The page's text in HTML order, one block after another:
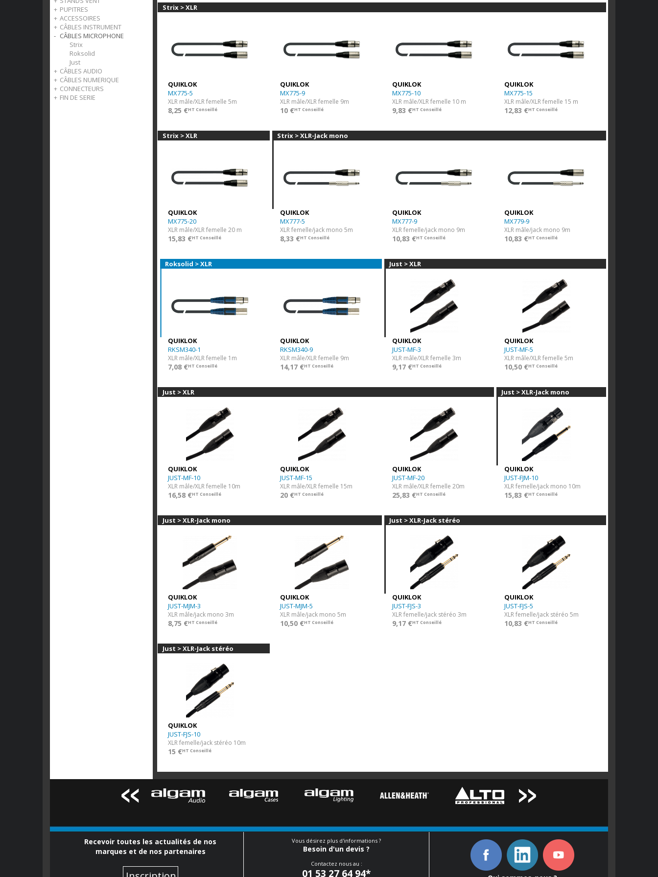
Accessoires
Mobilier
Bois
Cuivre
PUPITRES
Léger
Orchestre
Accessoires
ACCESSOIRES
Casque
Pédales
Slatwall
CÂBLES INSTRUMENT
Strix
Just
Patch
CÂBLES MICROPHONE
Strix
Roksolid
Just
CÂBLES AUDIO
Strix
Roksolid
Just
CÂBLES NUMERIQUE
Strix
CONNECTEURS
Jack
FIN DE SERIE
Strix > XLR
QUIKLOK
MX775-5
XLR mâle/XLR femelle 5m
8,25 €HT Conseillé
QUIKLOK
MX775-9
XLR mâle/XLR femelle 9m
10 €HT Conseillé
QUIKLOK
MX775-10
XLR mâle/XLR femelle 10 m
9,83 €HT Conseillé
QUIKLOK
MX775-15
XLR mâle/XLR femelle 15 m
12,83 €HT Conseillé
Strix > XLR
QUIKLOK
MX775-20
XLR mâle/XLR femelle 20 m
15,83 €HT Conseillé
Strix > XLR-Jack mono
QUIKLOK
MX777-5
XLR femelle/jack mono 5m
8,33 €HT Conseillé
QUIKLOK
MX777-9
XLR femelle/jack mono 9m
10,83 €HT Conseillé
QUIKLOK
MX779-9
XLR mâle/jack mono 9m
10,83 €HT Conseillé
Roksolid > XLR
QUIKLOK
RKSM340-1
XLR mâle/XLR femelle 1m
7,08 €HT Conseillé
QUIKLOK
RKSM340-9
XLR mâle/XLR femelle 9m
14,17 €HT Conseillé
Just > XLR
QUIKLOK
JUST-MF-3
XLR mâle/XLR femelle 3m
9,17 €HT Conseillé
QUIKLOK
JUST-MF-5
XLR mâle/XLR femelle 5m
10,50 €HT Conseillé
Just > XLR
QUIKLOK
JUST-MF-10
XLR mâle/XLR femelle 10m
16,58 €HT Conseillé
QUIKLOK
JUST-MF-15
XLR mâle/XLR femelle 15m
20 €HT Conseillé
QUIKLOK
JUST-MF-20
XLR mâle/XLR femelle 20m
25,83 €HT Conseillé
Just > XLR-Jack mono
QUIKLOK
JUST-FJM-10
XLR femelle/jack mono 10m
15,83 €HT Conseillé
Just > XLR-Jack mono
QUIKLOK
JUST-MJM-3
XLR mâle/jack mono 3m
8,75 €HT Conseillé
QUIKLOK
JUST-MJM-5
XLR mâle/jack mono 5m
10,50 €HT Conseillé
Just > XLR-Jack stéréo
QUIKLOK
JUST-FJS-3
XLR femelle/jack stéréo 3m
9,17 €HT Conseillé
QUIKLOK
JUST-FJS-5
XLR femelle/jack stéréo 5m
10,83 €HT Conseillé
Just > XLR-Jack stéréo
QUIKLOK
JUST-FJS-10
XLR femelle/jack stéréo 10m
15 €HT Conseillé
Recevoir toutes les actualités de nos
marques et de nos partenaires
Vous désirez plus d'informations ?
Besoin d'un devis ?
Contactez nous au :
01 53 27 64 94*